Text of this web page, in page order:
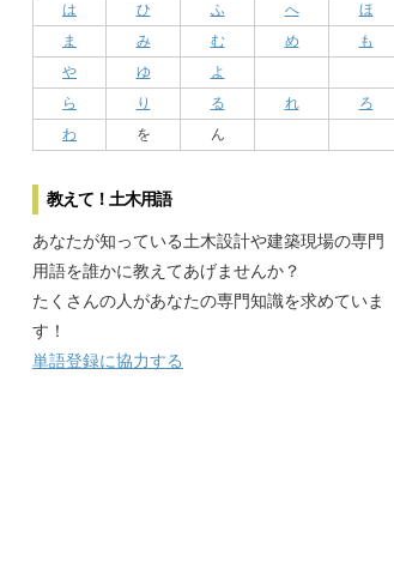
は
ひ ふ へ
ほ
ま
み む め
も
や
ゆ
よ
ら
り る れ
ろ
わ
を ん
教えて！土木用語
あなたが知っている土木設計や建築現場の専門
用語を誰かに教えてあげませんか？
たくさんの人があなたの専門知識を求めていま
す！
単語登録に協力する